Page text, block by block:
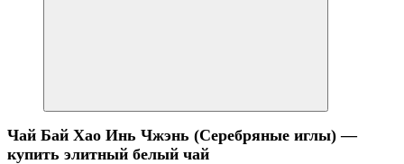
Чай Бай Хао Инь Чжэнь (Серебряные иглы) —
купить элитный белый чай